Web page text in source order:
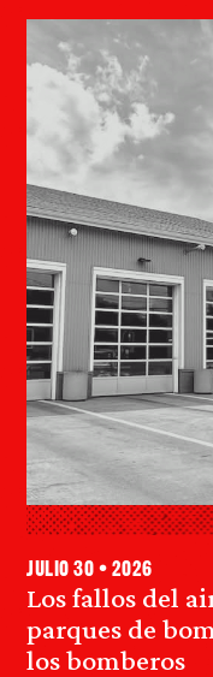
Los fallos del
parques de
los bomberos
julio 30 • 2026